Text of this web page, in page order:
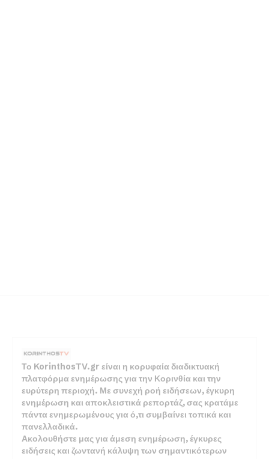
Το KorinthosTV.gr είναι η κορυφαία διαδικτυακή
πλατφόρμα ενημέρωσης για την Κορινθία και την
ευρύτερη περιοχή. Με συνεχή ροή ειδήσεων, έγκυρη
ενημέρωση και αποκλειστικά ρεπορτάζ, σας κρατάμε
πάντα ενημερωμένους για ό,τι συμβαίνει τοπικά και
πανελλαδικά.
Ακολουθήστε μας για άμεση ενημέρωση, έγκυρες
ειδήσεις και ζωντανή κάλυψη των σημαντικότερων